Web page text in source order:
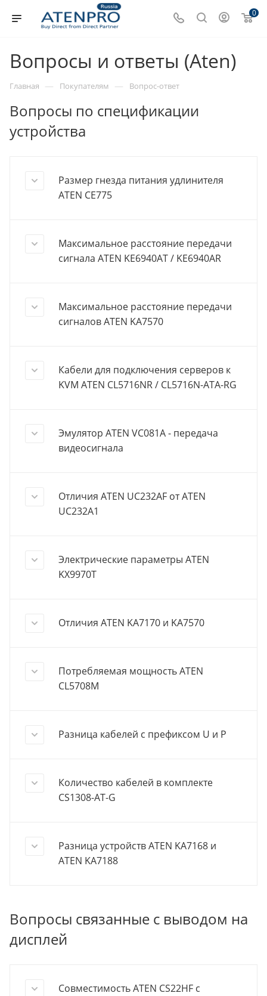
0
Вопросы и ответы (Aten)
Главная — Покупателям — Вопрос-ответ
Вопросы по спецификации
устройства
Размер гнезда питания удлинителя
ATEN CE775
Максимальное расстояние передачи
сигнала ATEN KE6940AT / KE6940AR
Максимальное расстояние передачи
сигналов ATEN KA7570
Кабели для подключения серверов к
KVM ATEN CL5716NR / CL5716N-ATA-RG
Эмулятор ATEN VC081A - передача
видеосигнала
Отличия ATEN UC232AF от ATEN
UC232A1
Электрические параметры ATEN
KX9970T
Отличия ATEN KA7170 и KA7570
Потребляемая мощность ATEN
CL5708M
Разница кабелей с префиксом U и P
Количество кабелей в комплекте
CS1308-AT-G
Разница устройств ATEN KA7168 и
ATEN KA7188
Вопросы связанные с выводом на
дисплей
Совместимость ATEN CS22HF с